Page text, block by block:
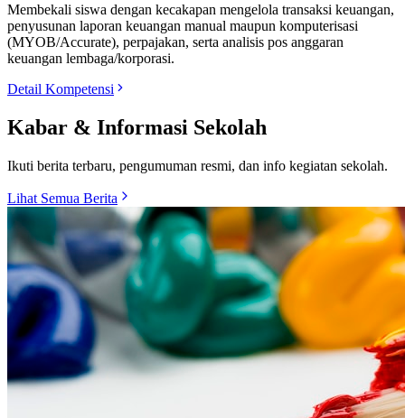
Membekali siswa dengan kecakapan mengelola transaksi keuangan,
penyusunan laporan keuangan manual maupun komputerisasi
(MYOB/Accurate), perpajakan, serta analisis pos anggaran
keuangan lembaga/korporasi.
Detail Kompetensi
Kabar & Informasi Sekolah
Ikuti berita terbaru, pengumuman resmi, dan info kegiatan sekolah.
Lihat Semua Berita